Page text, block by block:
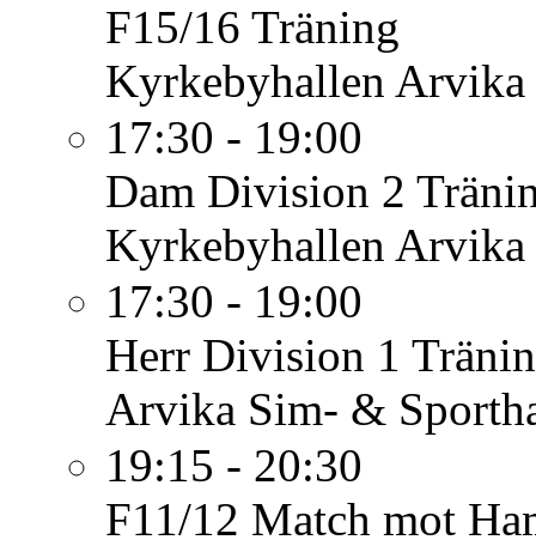
F15/16 Träning
Kyrkebyhallen Arvika
17:30 - 19:00
Dam Division 2
Kyrkebyhallen Arvika
17:30 - 19:00
Herr Division 1
Arvika Sim- &
19:15 - 20:30
F11/12 Match mot